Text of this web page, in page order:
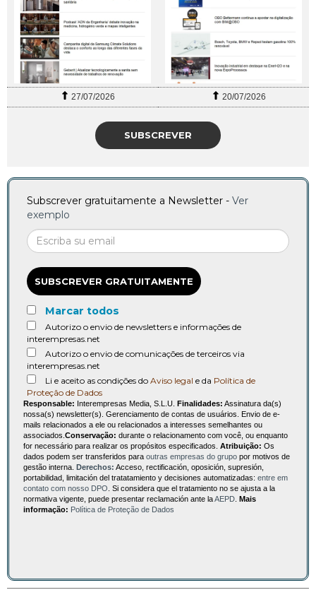
27/07/2026 20/07/2026
SUBSCREVER
Subscrever gratuitamente a Newsletter - Ver
exemplo
SUBSCREVER GRATUITAMENTE
Marcar todos
Autorizo o envio de newsletters e informações de
interempresas.net
Autorizo o envio de comunicações de terceiros via
interempresas.net
Li e aceito as condições do Aviso legal e da Política de
Proteção de Dados
Responsable: Interempresas Media, S.L.U. Finalidades: Assinatura da(s)
nossa(s) newsletter(s). Gerenciamento de contas de usuários. Envio de e-
mails relacionados a ele ou relacionados a interesses semelhantes ou
associados. Conservação: durante o relacionamento com você, ou enquanto
for necessário para realizar os propósitos especificados. Atribuição: Os
dados podem ser transferidos para outras empresas do grupo por motivos de
gestão interna. Derechos: Acceso, rectificación, oposición, supresión,
portabilidad, limitación del tratatamiento y decisiones automatizadas: entre em
contato com nosso DPO . Si considera que el tratamiento no se ajusta a la
normativa vigente, puede presentar reclamación ante laAEPD Mais
informação: Política de Proteção de Dados